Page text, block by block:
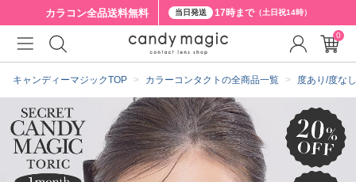
カラコン全品送料無料 当日発送 17時まで（土日祝14時）
キャンディーマジックTOP カラーコンタクトの全商品一覧 度あり/度な
0
クーポン詳細